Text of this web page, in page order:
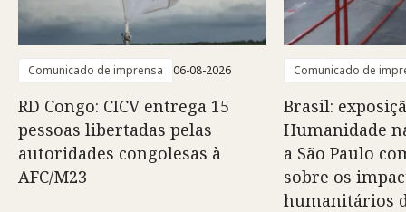
Comunicado de imprensa 06-08-2026
RD Congo: CICV entrega 15
pessoas libertadas pelas
autoridades congolesas à
AFC/M23
Comunicado de
Brasil:
Humanidade
a São Paulo
sobre os
humanitários